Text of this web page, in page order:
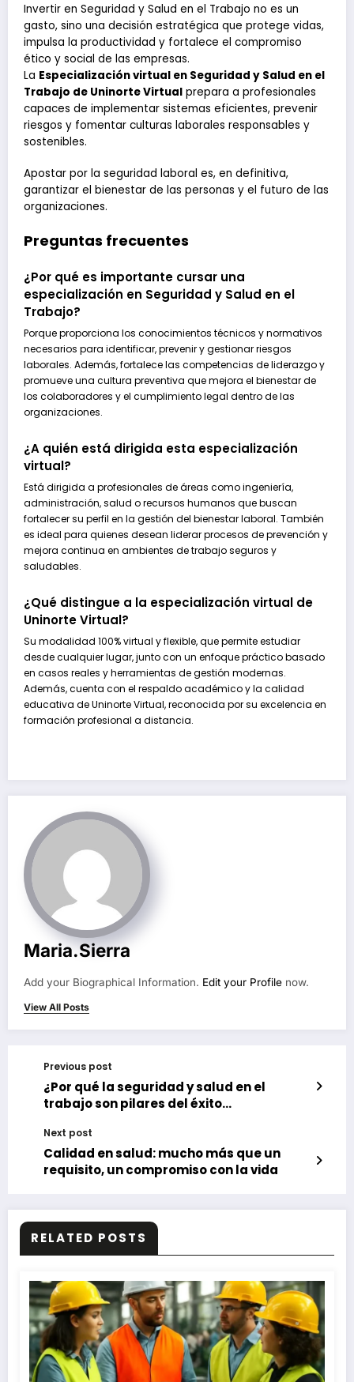
Invertir en Seguridad y Salud en el Trabajo no es un
gasto, sino una decisión estratégica que protege vidas,
impulsa la productividad y fortalece el compromiso
ético y social de las empresas.
La Especialización virtual en Seguridad y Salud en el
Trabajo de Uninorte Virtual prepara a profesionales
capaces de implementar sistemas eficientes, prevenir
riesgos y fomentar culturas laborales responsables y
sostenibles.
Apostar por la seguridad laboral es, en definitiva,
garantizar el bienestar de las personas y el futuro de las
organizaciones.
Preguntas frecuentes
¿Por qué es importante cursar una
especialización en Seguridad y Salud en el
Trabajo?
Porque proporciona los conocimientos técnicos y normativos
necesarios para identificar, prevenir y gestionar riesgos
laborales. Además, fortalece las competencias de liderazgo y
promueve una cultura preventiva que mejora el bienestar de
los colaboradores y el cumplimiento legal dentro de las
organizaciones.
¿A quién está dirigida esta especialización
virtual?
Está dirigida a profesionales de áreas como ingeniería,
administración, salud o recursos humanos que buscan
fortalecer su perfil en la gestión del bienestar laboral. También
es ideal para quienes desean liderar procesos de prevención y
mejora continua en ambientes de trabajo seguros y
saludables.
¿Qué distingue a la especialización virtual de
Uninorte Virtual?
Su modalidad 100% virtual y flexible, que permite estudiar
desde cualquier lugar, junto con un enfoque práctico basado
en casos reales y herramientas de gestión modernas.
Además, cuenta con el respaldo académico y la calidad
educativa de Uninorte Virtual, reconocida por su excelencia en
formación profesional a distancia.
Maria.sierra
Add your Biographical Information. Edit your Profile now.
View All Posts
Previous post
¿Por qué la seguridad y salud en el
trabajo son pilares del éxito
Next post
Calidad en salud: mucho más que un
requisito, un compromiso con la vida
RELATED POSTS